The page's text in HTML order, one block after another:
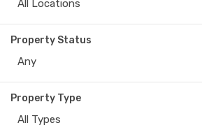
All Locations
Property Status
Any
Property Type
All Types